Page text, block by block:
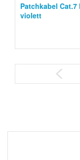
Patchkabel Cat.7
violett